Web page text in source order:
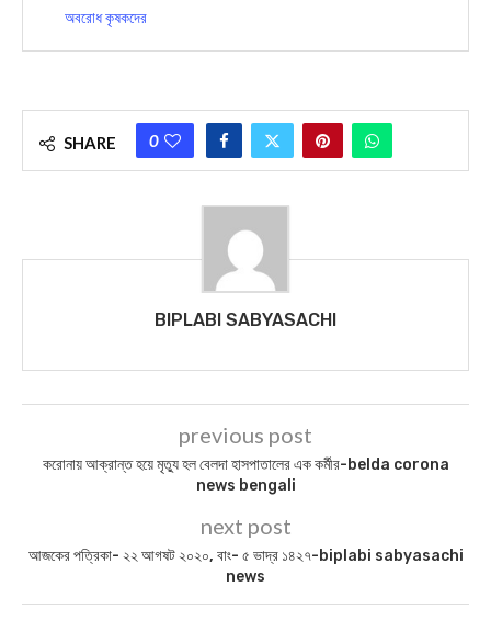
অবরোধ কৃষকদের
SHARE 0
BIPLABI SABYASACHI
previous post
করোনায় আক্রান্ত হয়ে মৃত্যু হল বেলদা হাসপাতালের এক কর্মীর-belda corona
news bengali
next post
আজকের পত্রিকা- ২২ আগষট ২০২০, বাং- ৫ ভাদ্র ১৪২৭-biplabi sabyasachi
news